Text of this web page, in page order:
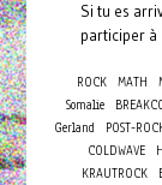
Si tu es
participer à
ROCK MATH
Somalie
Gerland
POST-
COLDWAVE
KRAUTROCK